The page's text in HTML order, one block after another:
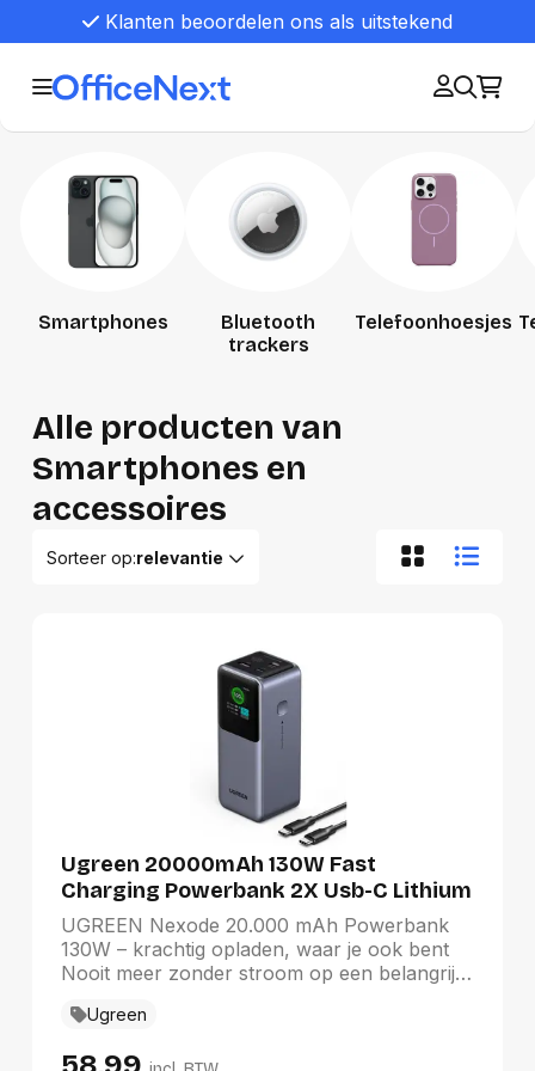
Klanten beoordelen ons als uitstekend
Smartphones
Bluetooth
trackers
Telefoonhoesjes
Alle producten van
Smartphones en
accessoires
Sorteer op:relevantie
Ugreen 20000mAh 130W Fast
Charging Powerbank 2X Usb-C Lithium
Grijs
UGREEN Nexode 20.000 mAh Powerbank
130W – krachtig opladen, waar je ook bent
Nooit meer zonder stroom op een belangrijk
Powerbank beschik je over een krachtige
Ugreen